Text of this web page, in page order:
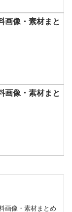
画像・素材まと
画像・素材まと
画像・素材まとめ